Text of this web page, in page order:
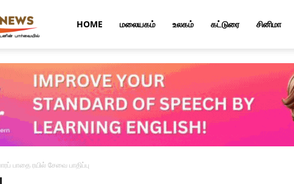
Karudan
News
HOME மலையகம் உலகம் கட்டுரை சினிமா
பாதை ரயில் சேவை பாதிப்பு